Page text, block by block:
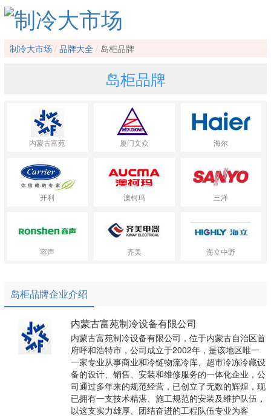
制冷大市场 品牌大全 岛柜品牌
岛柜品牌
内蒙古富苑 厦门文众 海尔
开利 澳柯玛 三洋
容声 齐美 海立中野
岛柜品牌企业介绍
内蒙古富苑制冷设备有限公司
内蒙古富苑制冷设备有限公司，位于内蒙古自治区首
府呼和浩特市，公司成立于2002年，是该地区唯一
一家专业从事商业和冷链物流冷库、超市冷冻冷藏设
备的设计、销售、安装和维修服务的一体化企业，公
司通过多年来的规范经营，已创立了无数的辉煌，现
已拥有一支技术精湛、施工规范的安装及维护队伍，
以这支实力雄厚、团结奋进的工程队伍专业为客